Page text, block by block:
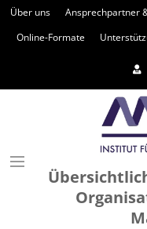
Über uns Ansprechpartner
Online-Formate